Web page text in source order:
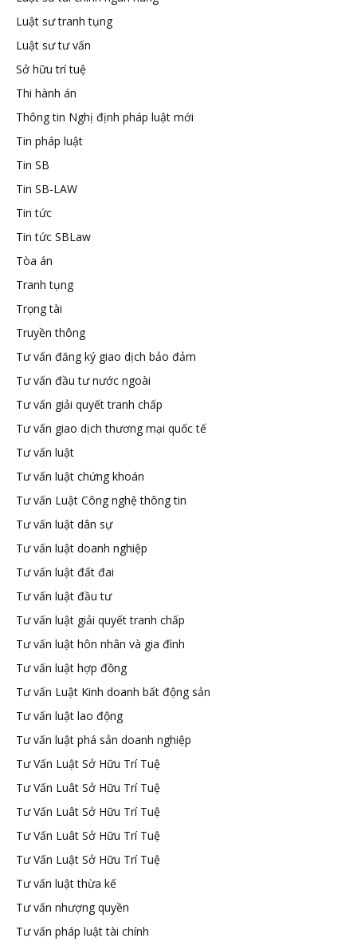
Luật sư tranh tụng
Luật sư tư vấn
Sở hữu trí tuệ
Thi hành án
Thông tin Nghị định pháp luật mới
Tin pháp luật
Tin SB
Tin SB-LAW
Tin tức
Tin tức SBLaw
Tòa án
Tranh tụng
Trọng tài
Truyền thông
Tư vấn đăng ký giao dịch bảo đảm
Tư vấn đầu tư nước ngoài
Tư vấn giải quyết tranh chấp
Tư vấn giao dịch thương mại quốc tế
Tư vấn luật
Tư vấn luật chứng khoán
Tư vấn Luật Công nghệ thông tin
Tư vấn luật dân sự
Tư vấn luật doanh nghiệp
Tư vấn luật đất đai
Tư vấn luật đầu tư
Tư vấn luật giải quyết tranh chấp
Tư vấn luật hôn nhân và gia đình
Tư vấn luật hợp đồng
Tư vấn Luật Kinh doanh bất động sản
Tư vấn luật lao động
Tư vấn luật phá sản doanh nghiệp
Tư Vấn Luật Sở Hữu Trí Tuệ
Tư Vấn Luât Sở Hữu Trí Tuệ
Tư Vấn Luât Sở Hữu Trí Tuệ
Tư Vấn Luât Sở Hữu Trí Tuệ
Tư Vấn Luật Sở Hữu Trí Tuệ
Tư vấn luật thừa kế
Tư vấn nhượng quyền
Tư vấn pháp luật tài chính